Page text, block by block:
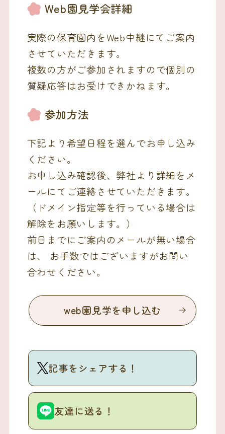
Web園見学会詳細
実際の保育園内をWeb中継にてご案内
させていただきます。
複数の方がご参加されますので個別の
質疑応答はお受けできかねます。
参加方法
下記より希望日程を選んでお申し込み
ください。
お申し込み確認後、弊社より詳細をメ
ールにてご連絡させていただきます。
（ドメイン指定等を行っている場合は
解除をお願いします。）
前日までにご案内のメールが無い場合
は、 お手数ではございますがお問い
合わせください。
web園見学を申し込む
記事をシェアする！
友達に送る！